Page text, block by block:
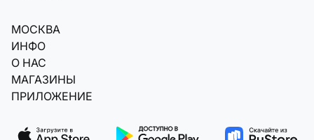
МОСКВА
ИНФО
О НАС
МАГАЗИНЫ
ПРИЛОЖЕНИЕ